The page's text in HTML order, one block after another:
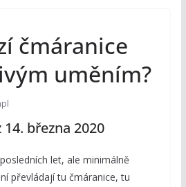
čmáranice
uměním?
března 2020
let, ale minimálně
převládají tu čmáranice, tu